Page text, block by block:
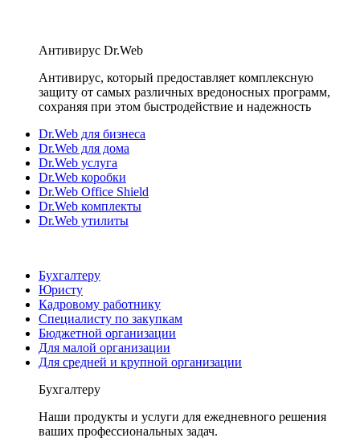
Антивирус Dr.Web
Антивирус, который предоставляет комплексную
защиту от самых различных вредоносных программ,
сохраняя при этом быстродействие и надежность
Dr.Web для бизнеса
Dr.Web для дома
Dr.Web услуга
Dr.Web коробки
Dr.Web Office Shield
Dr.Web комплекты
Dr.Web утилиты
Бухгалтеру
Юристу
Кадровому работнику
Специалисту по закупкам
Бюджетной организации
Для малой организации
Для средней и крупной организации
Бухгалтеру
Наши продукты и услуги для ежедневного решения
ваших профессиональных задач.